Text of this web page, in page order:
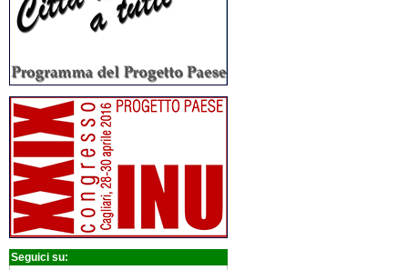
Seguici su: